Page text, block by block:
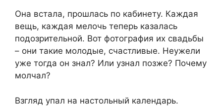
Она встала, прошлась по кабинету. Каждая
вещь, каждая мелочь теперь казалась
подозрительной. Вот фотография их свадьбы
– они такие молодые, счастливые. Неужели
уже тогда он знал? Или узнал позже? Почему
молчал?
Взгляд упал на настольный календарь.